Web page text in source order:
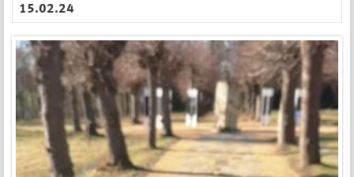
15.02.24